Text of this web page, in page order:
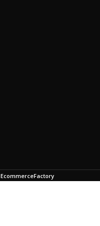
EcommerceFactory